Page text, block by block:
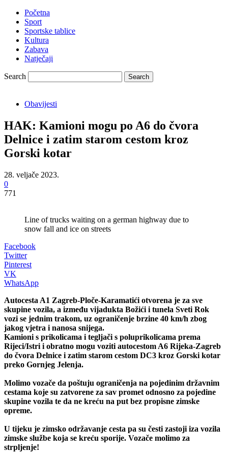
Početna
Sport
Sportske tablice
Kultura
Zabava
Natječaji
Search
Obavijesti
HAK: Kamioni mogu po A6 do čvora
Delnice i zatim starom cestom kroz
Gorski kotar
28. veljače 2023.
0
771
Line of trucks waiting on a german highway due to
snow fall and ice on streets
Facebook
Twitter
Pinterest
VK
WhatsApp
Autocesta A1 Zagreb-Ploče-Karamatići otvorena je za sve
skupine vozila, a između vijadukta Božići i tunela Sveti Rok
vozi se jednim trakom, uz ograničenje brzine 40 km/h zbog
jakog vjetra i nanosa snijega.
Kamioni s prikolicama i tegljači s poluprikolicama prema
Rijeci/Istri i obratno mogu voziti autocestom A6 Rijeka-Zagreb
do čvora Delnice i zatim starom cestom DC3 kroz Gorski kotar
preko Gornjeg Jelenja.
Molimo vozače da poštuju ograničenja na pojedinim državnim
cestama koje su zatvorene za sav promet odnosno za pojedine
skupine vozila te da ne kreću na put bez propisne zimske
opreme.
U tijeku je zimsko održavanje cesta pa su česti zastoji iza vozila
zimske službe koja se kreću sporije. Vozače molimo za
strpljenje!